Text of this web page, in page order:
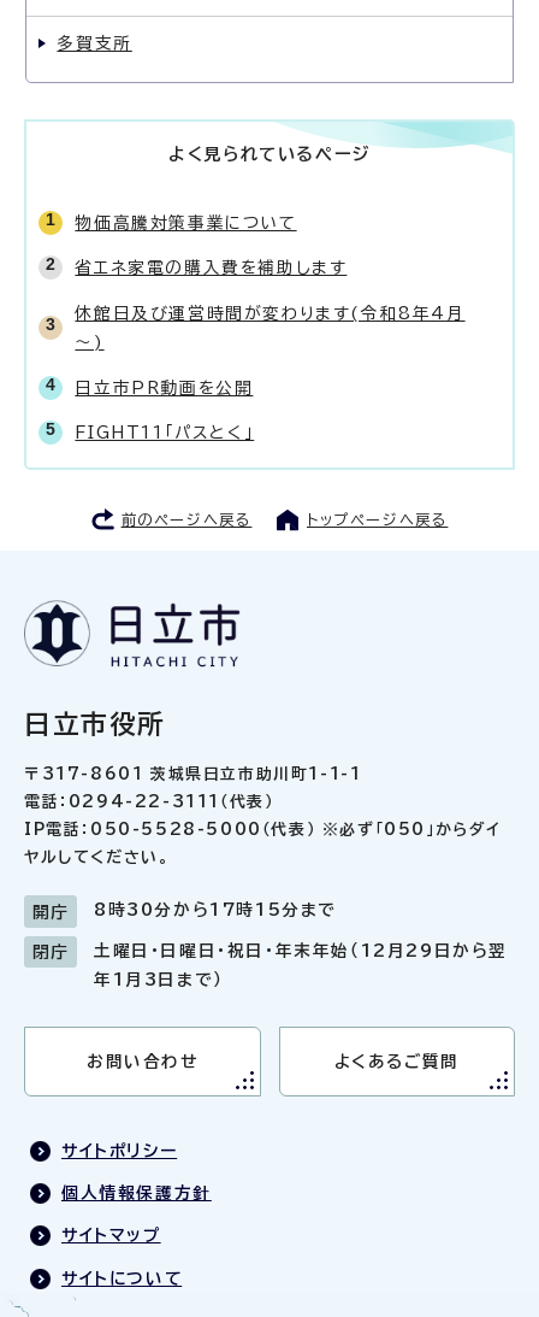
多賀支所
よく見られているページ
物価高騰対策事業について
省エネ家電の購入費を補助します
休館日及び運営時間が変わります(令和8年4月
～)
日立市PR動画を公開
FIGHT11「パスとく」
前のページへ戻る トップページへ戻る
日立市役所
〒317-8601 茨城県日立市助川町1-1-1
電話：0294-22-3111（代表）
IP電話：050-5528-5000（代表） ※必ず「050」からダイ
ヤルしてください。
開庁 8時30分から17時15分まで
閉庁
土曜日・日曜日・祝日・年末年始（12月29日から翌
年1月3日まで）
お問い合わせ よくあるご質問
サイトポリシー
個人情報保護方針
サイトマップ
サイトについて